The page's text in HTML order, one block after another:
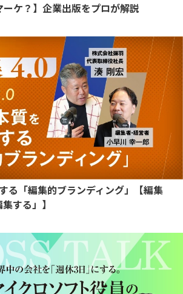
ーケ？】企業出版をプロが解説
る「編集的ブランディング」【編集
する」】